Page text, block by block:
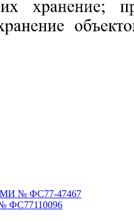
СМИ № ФС77-47467
ФС77110096